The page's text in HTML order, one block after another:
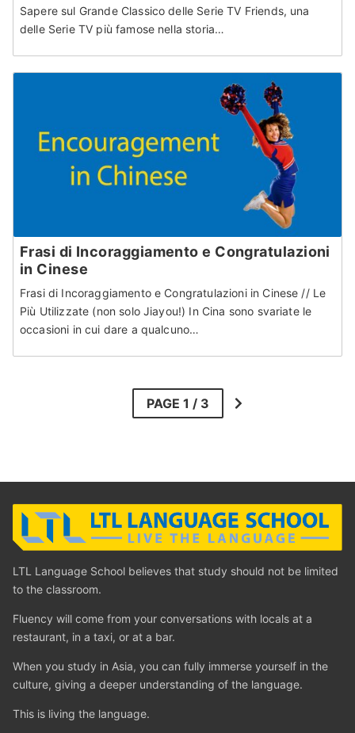
Sapere sul Grande Classico delle Serie TV Friends, una
delle Serie TV più famose nella storia…
Frasi di Incoraggiamento e Congratulazioni
in Cinese
Frasi di Incoraggiamento e Congratulazioni in Cinese // Le
Più Utilizzate (non solo Jiayou!) In Cina sono svariate le
occasioni in cui dare a qualcuno…
LTL Language School believes that study should not be limited
to the classroom.
Fluency will come from your conversations with locals at a
restaurant, in a taxi, or at a bar.
When you study in Asia, you can fully immerse yourself in the
culture, giving a deeper understanding of the language.
This is living the language.